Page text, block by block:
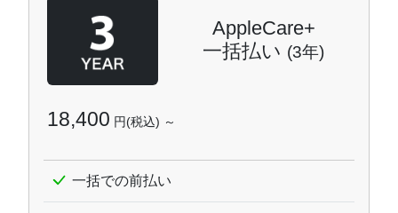
AppleCare+
一括払い (3年)
18,400 円(税込) ～
一括での前払い